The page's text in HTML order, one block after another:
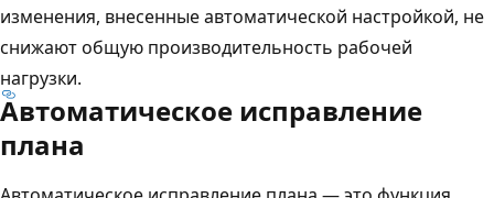
изменения, внесенные автоматической настройкой, не
снижают общую производительность рабочей
нагрузки.
Автоматическое исправление
плана